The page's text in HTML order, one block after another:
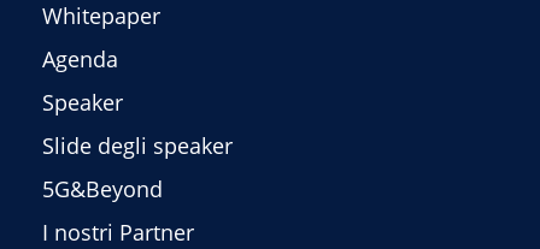
Whitepaper
Agenda
Speaker
Slide degli speaker
5G&Beyond
I nostri Partner